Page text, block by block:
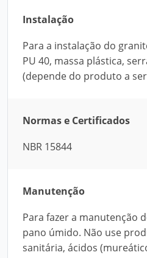
Instalação
Para a instalação do
PU 40, massa plástica,
(depende do produto a
Normas e Certificados
NBR 15844
Manutenção
Para fazer a manutenção
pano úmido. Não use
sanitária, ácidos